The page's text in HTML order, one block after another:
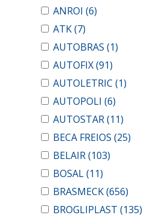
ANROI (6)
ATK(7)
AUTOBRAS (1)
AUTOFIX(91)
AUTOLETRIC (1)
AUTOPOLI (6)
AUTOSTAR(11)
BECA FREIOS (25)
BELAIR(103)
BOSAL(11)
BRASMECK(656)
BROGLIPLAST (135)